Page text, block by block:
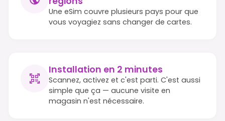
Une eSim couvre plusieurs pays pour que
vous voyagiez sans changer de cartes.
Installation en 2 minutes
Scannez, activez et c'est parti. C'est aussi
simple que ça — aucune visite en
magasin n'est nécessaire.